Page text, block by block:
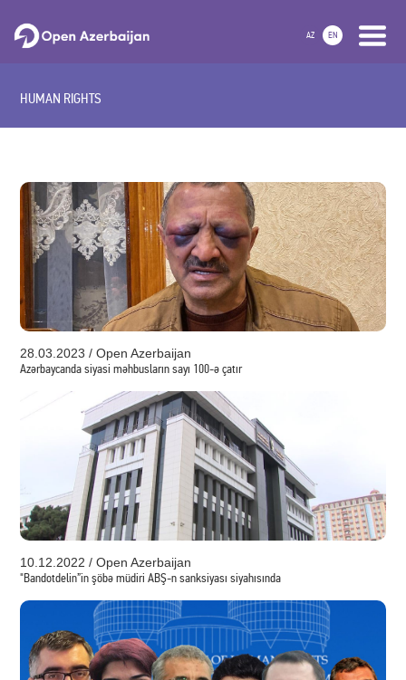
AZ EN
HUMAN RIGHTS
28.03.2023 / Open Azerbaijan
Azərbaycanda siyasi məhbusların sayı 100-ə çatır
10.12.2022 / Open Azerbaijan
"Bandotdelin”in şöbə müdiri ABŞ-n sanksiyası siyahısında